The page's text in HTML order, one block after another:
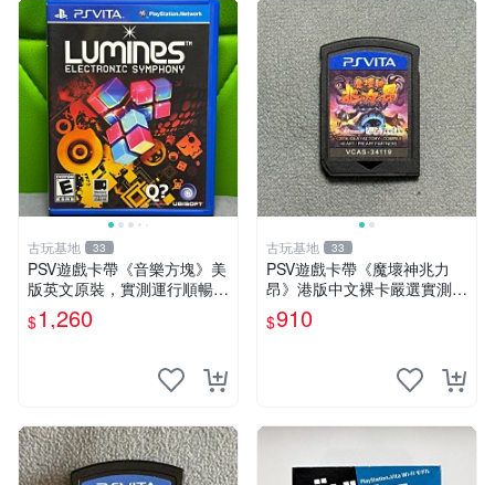
古玩基地 33
PSV遊戲卡帶《音樂方塊》美
版英文原裝，實測運行順暢，
圖示成色真實呈現，拍下即視
同確認。 音樂方塊 PSV 游戲
$1,260
古玩基地 33
PSV遊戲卡帶《魔壞神兆力
昂》港版中文裸卡嚴選實測無
誤索尼專用 psv 魔壞神 港版
$910